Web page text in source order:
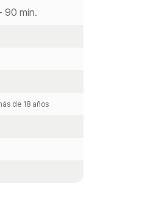
90 min.
de 18 años